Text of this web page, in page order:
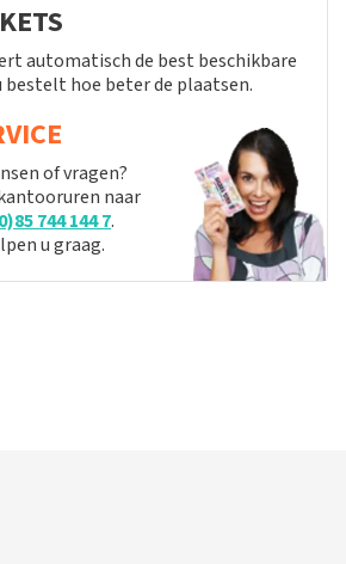
automatisch de best beschikbare
hoe beter de plaatsen.
of vragen?
naar
744 144 7.
u graag.